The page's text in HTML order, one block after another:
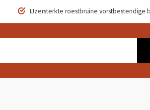
IJzersterkte roestbruine vorstbestendige